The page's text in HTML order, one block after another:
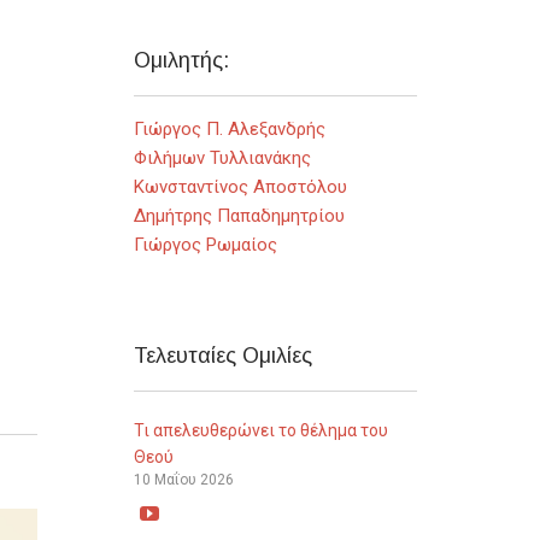
Ομιλητής:
Γιώργος Π. Αλεξανδρής
Φιλήμων Τυλλιανάκης
Κωνσταντίνος Αποστόλου
Δημήτρης Παπαδημητρίου
Γιώργος Ρωμαίος
Τελευταίες Ομιλίες
Τι απελευθερώνει το θέλημα του
Θεού
10 Μαΐου 2026
